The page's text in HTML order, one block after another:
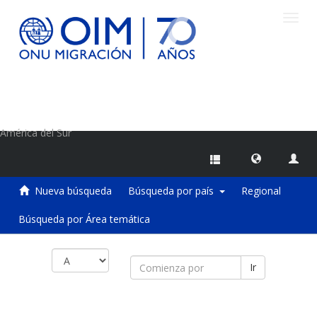
América del Sur
Nueva búsqueda Búsqueda por país Regional
Búsqueda por Área temática
Ir